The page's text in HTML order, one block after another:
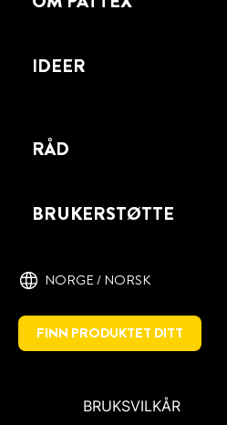
IDEER
RÅD
BRUKERSTØTTE
NORGE / NORSK
FINN PRODUKTET DITT
BRUKSVILKÅR